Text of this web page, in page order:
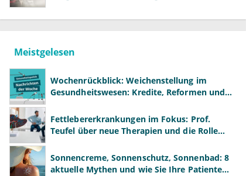
Meistgelesen
Wochenrückblick: Weichenstellung im
Gesundheitswesen: Kredite, Reformen und
Fettlebererkrankungen im Fokus: Prof.
Teufel über neue Therapien und die Rolle
Sonnencreme, Sonnenschutz, Sonnenbad: 8
aktuelle Mythen und wie Sie Ihre Patienten